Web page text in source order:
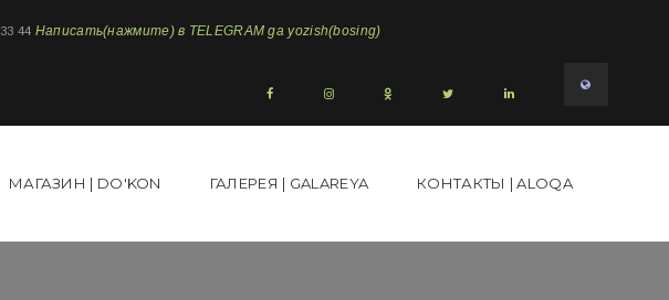
44 Написать(нажмите) в TELEGRAM ga yozish(bosing)
МАГАЗИН | DO'KON ГАЛЕРЕЯ | GALAREYA КОНТАКТЫ | ALOQA